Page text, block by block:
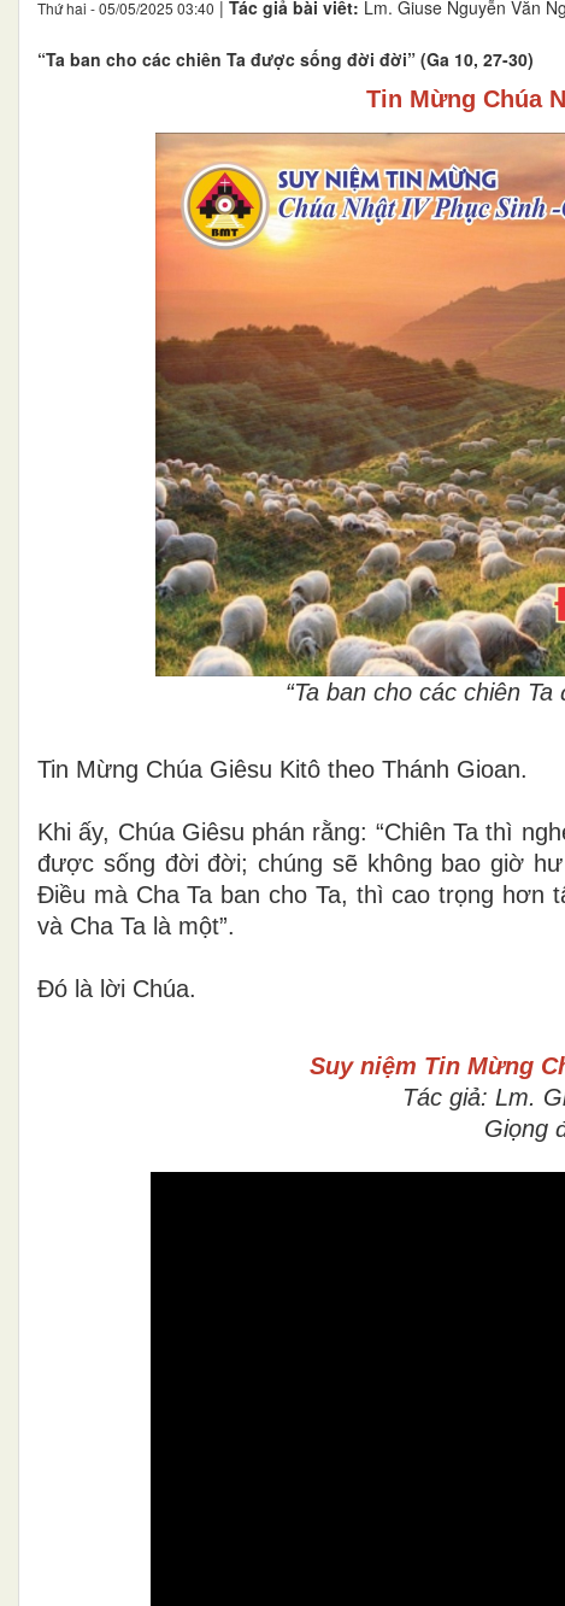
Thứ hai - 05/05/2025 03:40 | Tác giả bài viết: Lm. Giuse Nguyễn Văn
“Ta ban cho các chiên Ta được sống đời đời” (Ga 10, 27-30)
Tin Mừng Chúa
“Ta ban cho các chiên
Tin Mừng Chúa Giêsu Kitô theo Thánh Gioan.
Khi ấy, Chúa Giêsu phán rằng: “Chiên Ta thì
được sống đời đời; chúng sẽ không bao giờ
Ðiều mà Cha Ta ban cho Ta, thì cao trọng hơn
và Cha Ta là một”.
Ðó là lời Chúa.
Suy niệm Tin Mừng
Tác giả: Lm.
Giọng